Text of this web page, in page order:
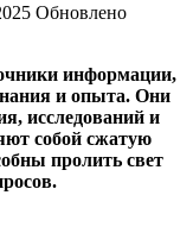
Обновлено
информации,
и опыта. Они
исследований и
собой сжатую
пролить свет